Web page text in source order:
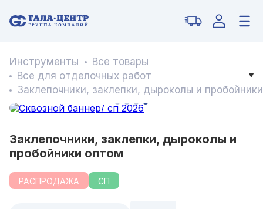
Инструменты
Все товары
Все для отделочных работ
Заклепочники, заклепки, дыроколы и пробойники
Заклепочники, заклепки, дыроколы и
пробойники оптом
РАСПРОДАЖА СП